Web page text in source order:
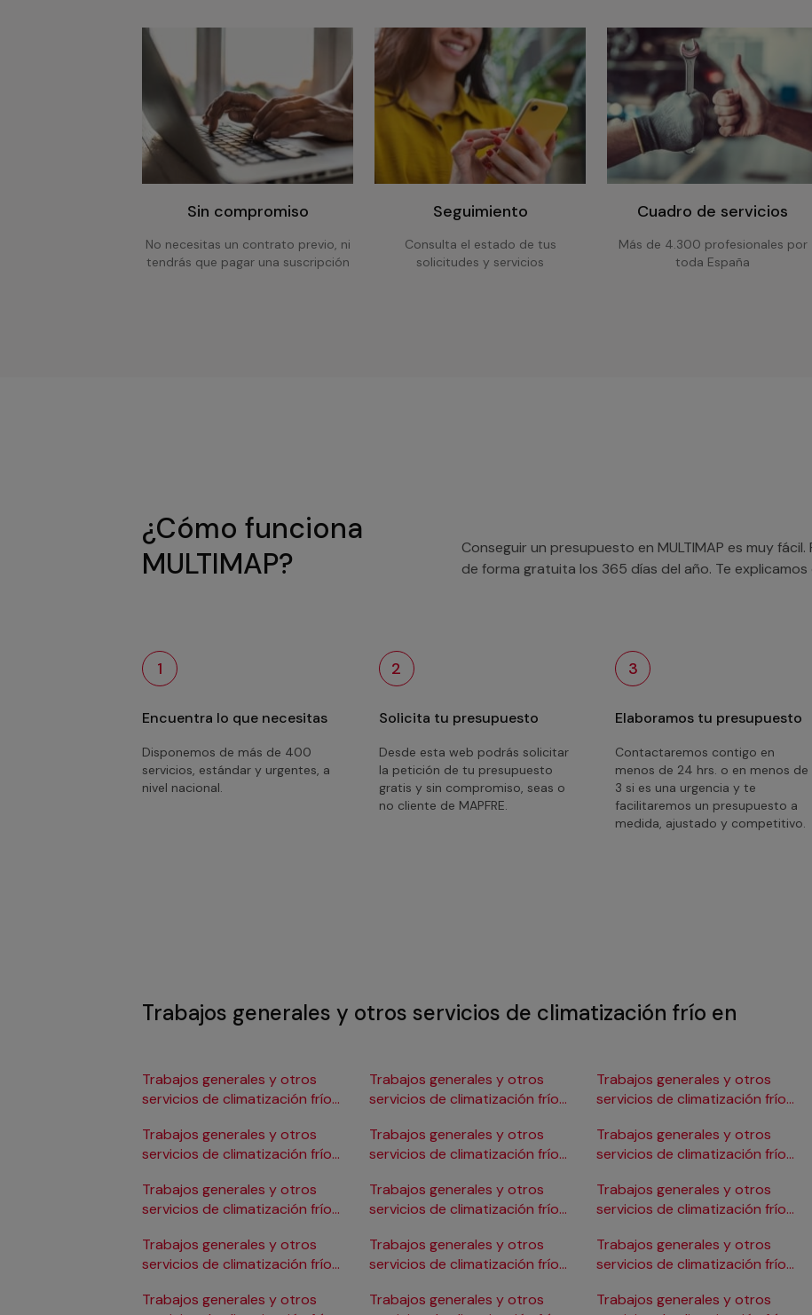
Sin compromiso
No necesitas un contrato previo, ni
tendrás que pagar una suscripción
Seguimiento
Consulta el estado de tus
solicitudes y servicios
Cuadro de servicios
Más de 4.300 profesionales por
toda España
¿Cómo funciona
MULTIMAP?
Conseguir un presupuesto en MULTIMAP es muy
de forma gratuita los 365 días del año. Te
1
Encuentra lo que necesitas
Disponemos de más de 400
servicios, estándar y urgentes, a
nivel nacional.
2
Solicita tu presupuesto
Desde esta web podrás solicitar
la petición de tu presupuesto
gratis y sin compromiso, seas o
no cliente de MAPFRE.
3
Elaboramos tu presupuesto
Contactaremos contigo en
menos de 24 hrs. o en menos de
3 si es una urgencia y te
facilitaremos un presupuesto a
medida, ajustado y competitivo.
Trabajos generales y otros servicios de climatización frío en
Trabajos generales y otros
servicios de climatización frío
Trabajos generales y otros
servicios de climatización frío
Trabajos generales y otros
servicios de climatización frío
Trabajos generales y otros
servicios de climatización frío
Trabajos generales y otros
Trabajos generales y otros
servicios de climatización frío
Trabajos generales y otros
servicios de climatización frío
Trabajos generales y otros
servicios de climatización frío
Trabajos generales y otros
servicios de climatización frío
Trabajos generales y otros
Trabajos generales y otros
servicios de climatización frío
Trabajos generales y otros
servicios de climatización frío
Trabajos generales y otros
servicios de climatización frío
Trabajos generales y otros
servicios de climatización frío
Trabajos generales y otros